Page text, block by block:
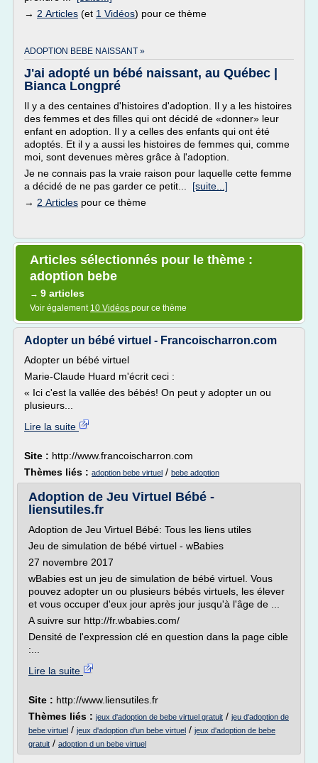
→ 2 Articles (et 1 Vidéos) pour ce thème
ADOPTION BEBE NAISSANT »
J'ai adopté un bébé naissant, au Québec |
Bianca Longpré
Il y a des centaines d'histoires d'adoption. Il y a les histoires
des femmes et des filles qui ont décidé de «donner» leur
enfant en adoption. Il y a celles des enfants qui ont été
adoptés. Et il y a aussi les histoires de femmes qui, comme
moi, sont devenues mères grâce à l'adoption.
Je ne connais pas la vraie raison pour laquelle cette femme
a décidé de ne pas garder ce petit... [suite...]
→ 2 Articles pour ce thème
Articles sélectionnés pour le thème :
adoption bebe
→ 9 articles
Voir également 10 Vidéos pour ce thème
Adopter un bébé virtuel - Francoischarron.com
Adopter un bébé virtuel
Marie-Claude Huard m'écrit ceci :
« Ici c'est la vallée des bébés! On peut y adopter un ou
plusieurs...
Lire la suite
Site : http://www.francoischarron.com
Thèmes liés : adoption bebe virtuel / bebe adoption
Adoption de Jeu Virtuel Bébé -
liensutiles.fr
Adoption de Jeu Virtuel Bébé: Tous les liens utiles
Jeu de simulation de bébé virtuel - wBabies
27 novembre 2017
wBabies est un jeu de simulation de bébé virtuel. Vous
pouvez adopter un ou plusieurs bébés virtuels, les élever
et vous occuper d'eux jour après jour jusqu'à l'âge de ...
A suivre sur http://fr.wbabies.com/
Densité de l'expression clé en question dans la page cible
:...
Lire la suite
Site : http://www.liensutiles.fr
Thèmes liés : jeux d'adoption de bebe virtuel gratuit / jeu d'adoption de
bebe virtuel / jeux d'adoption d'un bebe virtuel / jeux d'adoption de bebe
gratuit / adoption d un bebe virtuel